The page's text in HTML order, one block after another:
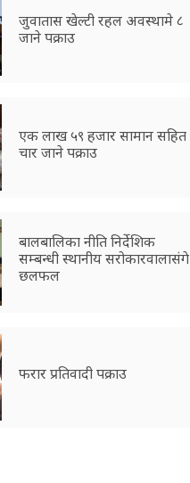
जुवातास खेल्टी रहल अवस्थामे ८
जाने पक्राउ
एक लाख ५९ हजार सामान सहित
चार जाने पक्राउ
बालबालिका नीति निर्देशिक
सम्बन्धी स्थानीय सरोकारवालासंगे
छलफल
फरार प्रतिवादी पक्राउ